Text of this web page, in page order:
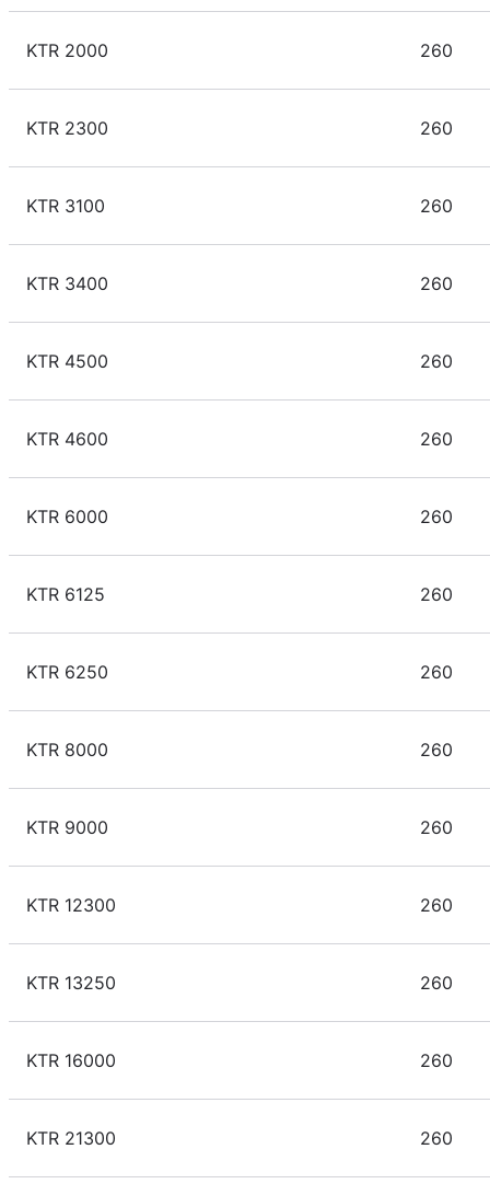
KTR 2000 260
KTR 2300 260
KTR 3100 260
KTR 3400 260
KTR 4500 260
KTR 4600 260
KTR 6000 260
KTR 6125 260
KTR 6250 260
KTR 8000 260
KTR 9000 260
KTR 12300 260
KTR 13250 260
KTR 16000 260
KTR 21300 260